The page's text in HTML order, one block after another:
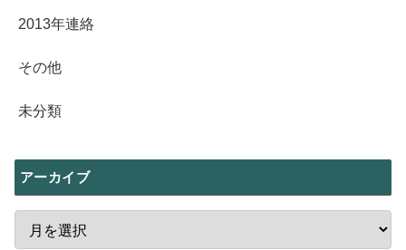
2013年連絡
その他
未分類
アーカイブ